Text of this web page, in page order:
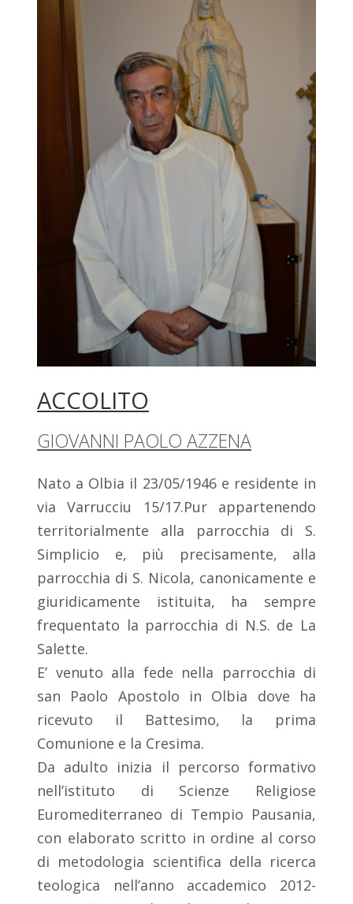
ACCOLITO
GIOVANNI PAOLO AZZENA
Nato a Olbia il 23/05/1946 e residente in
via Varrucciu 15/17.Pur appartenendo
territorialmente alla parrocchia di S.
Simplicio e, più precisamente, alla
parrocchia di S. Nicola, canonicamente e
giuridicamente istituita, ha sempre
frequentato la parrocchia di N.S. de La
Salette.
E’ venuto alla fede nella parrocchia di
san Paolo Apostolo in Olbia dove ha
ricevuto il Battesimo, la prima
Comunione e la Cresima.
Da adulto inizia il percorso formativo
nell’istituto di Scienze Religiose
Euromediterraneo di Tempio Pausania,
con elaborato scritto in ordine al corso
di metodologia scientifica della ricerca
teologica nell’anno accademico 2012-